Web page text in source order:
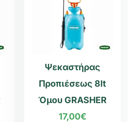
Ψεκαστήρας
Προπιέσεως 8lt
Όμου GRASHER
17,00€